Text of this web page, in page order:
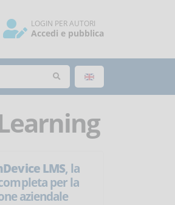
LOGIN PER AUTORI
Accedi e pubblica
LMS, la
per la
aziendale